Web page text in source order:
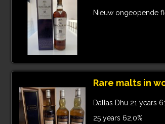
Nieuw ongeopende
Rare malts in
Dallas Dhu 21 years
25 years 62,0%